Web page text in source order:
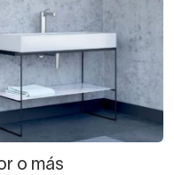
o más